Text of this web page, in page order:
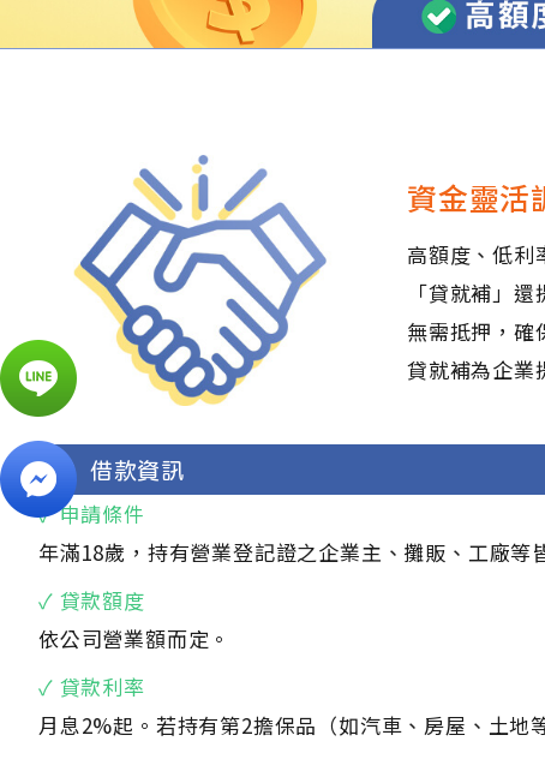
資金靈活
高額度、低利
「貸就補」
無需抵押，確
貸就補為企業
借款資訊
✓ 申請條件
年滿18歲，持有營業登記證之企業主、攤販、工廠等
✓ 貸款額度
依公司營業額而定。
✓ 貸款利率
月息2%起。若持有第2擔保品（如汽車、房屋、土地